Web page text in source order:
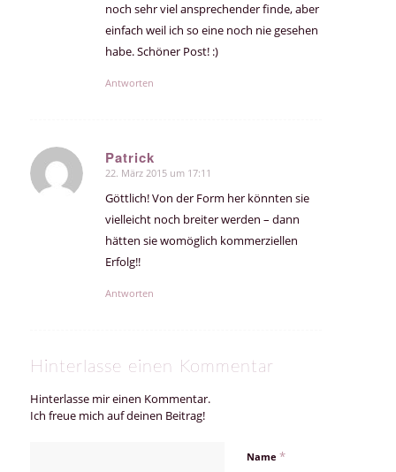
noch sehr viel ansprechender finde, aber
einfach weil ich so eine noch nie gesehen
habe. Schöner Post! :)
Antworten
Patrick
sagte:
22. März 2015 um 17:11
Göttlich! Von der Form her könnten sie
vielleicht noch breiter werden – dann
hätten sie womöglich kommerziellen
Erfolg!!
Antworten
Hinterlasse einen Kommentar
Hinterlasse mir einen Kommentar.
Ich freue mich auf deinen Beitrag!
Name *